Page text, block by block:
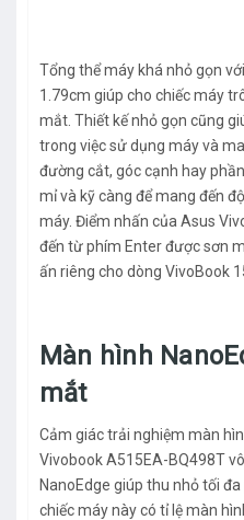
Tổng thể máy khá nhỏ gọn
1.79cm giúp cho chiếc máy
mắt. Thiết kế nhỏ gọn cũng
trong việc sử dụng máy và
đường cắt, góc cạnh hay
mỉ và kỹ càng để mang đến
máy. Điểm nhấn của Asus
đến từ phím Enter được sơn
ấn riêng cho dòng VivoBook
Màn hình
mắt
Cảm giác trải nghiệm màn
Vivobook A515EA-BQ498T
NanoEdge giúp thu nhỏ tối
chiếc máy này có tỉ lệ màn